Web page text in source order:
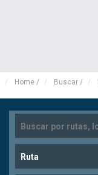
Home / Buscar /
Ruta